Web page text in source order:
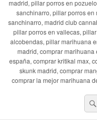
madrid, pillar porros en
sanchinarro, pillar porros
sanchinarro, madrid club
pillar porros en vallecas,
alcobendas, pillar marihuana
madrid, comprar
españa, comprar kritikal max,
skunk madrid, comprar
comprar la mejor marihuana
por: